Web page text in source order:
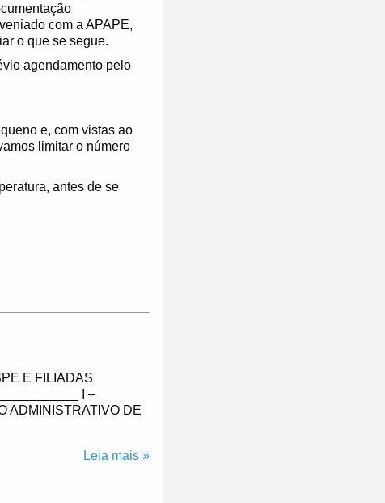
com a APAPE,
o que se segue.
agendamento pelo
e, com vistas ao
limitar o número
antes de se
E FILIADAS
I –
ADMINISTRATIVO DE
Leia mais »